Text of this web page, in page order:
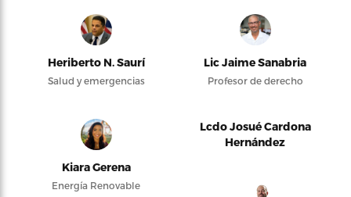
Heriberto N. Saurí
Salud y emergencias
Lic Jaime Sanabria
Profesor de derecho
Kiara Gerena
Energía Renovable
Lcdo Josué Cardona
Hernández